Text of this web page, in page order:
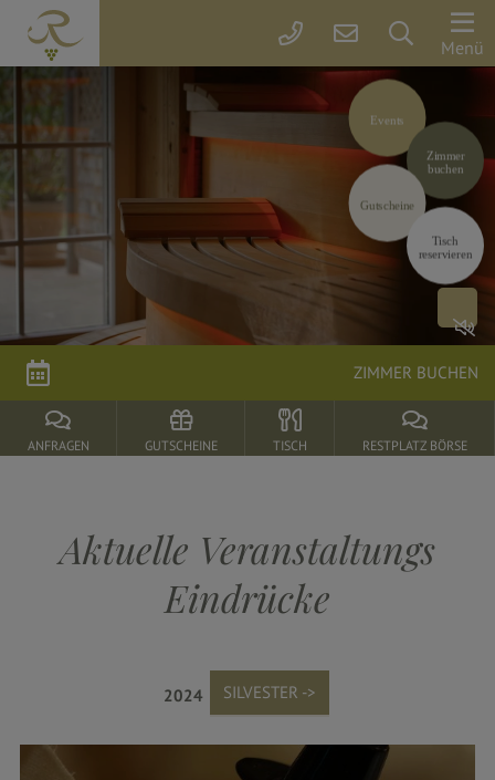
Menü
Events
Zimmer
buchen
Gutscheine
Tisch
reservieren
ZIMMER BUCHEN
ANFRAGEN GUTSCHEINE TISCH RESTPLATZ BÖRSE
Der
Rebstock
der
Rebstock
Gastgeber
Grundwerte
Fotos
&
Video
Rebstock
SHOP
PreiseAktuelle Veranstaltungs
Eindrücke
2024 SILVESTER ->